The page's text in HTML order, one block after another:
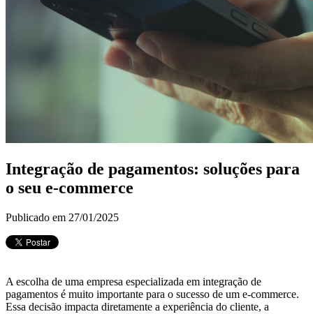
Integração de pagamentos: soluções para
o seu e-commerce
Publicado em 27/01/2025
A escolha de uma empresa especializada em integração de
pagamentos é muito importante para o sucesso de um e-commerce.
Essa decisão impacta diretamente a experiência do cliente, a